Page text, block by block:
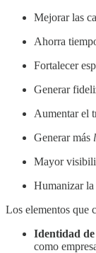
Mejorar las
Ahorra
Fortalecer
Generar
Aumentar el
Generar más
Mayor
Humanizar la
Los elementos que
Identidad
como